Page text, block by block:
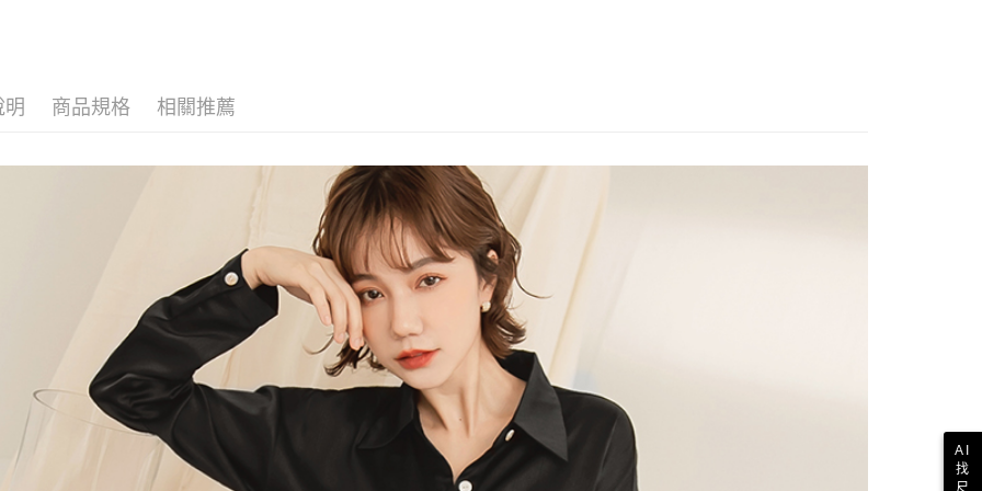
明 商品規格 相關推薦
AI
找
尺